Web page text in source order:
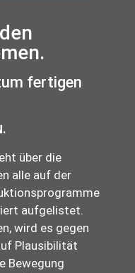
fertigen
über die
alle auf der
aufgelistet.
wird es gegen
Plausibilität
Bewegung